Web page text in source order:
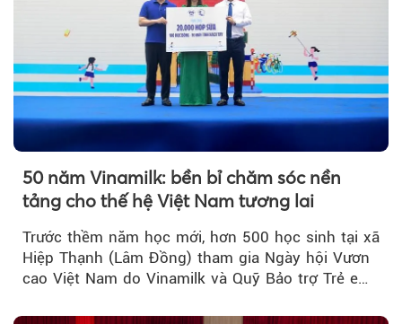
50 năm Vinamilk: bền bỉ chăm sóc nền
tảng cho thế hệ Việt Nam tương lai
Trước thềm năm học mới, hơn 500 học sinh tại xã
Hiệp Thạnh (Lâm Đồng) tham gia Ngày hội Vươn
cao Việt Nam do Vinamilk và Quỹ Bảo trợ Trẻ em